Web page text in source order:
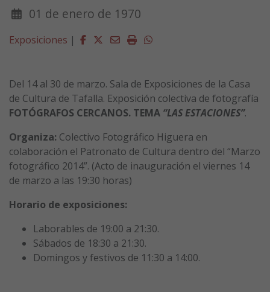
01 de enero de 1970
Exposiciones | Facebook
Twitter
EmailImprimirWhatsapp
Del 14 al 30 de marzo. Sala de Exposiciones de la Casa
de Cultura de Tafalla. Exposición colectiva de fotografía
FOTÓGRAFOS CERCANOS. TEMA “LAS ESTACIONES”.
Organiza: Colectivo Fotográfico Higuera en
colaboración el Patronato de Cultura dentro del “Marzo
fotográfico 2014”. (Acto de inauguración el viernes 14
de marzo a las 19:30 horas)
Horario de exposiciones:
Laborables de 19:00 a 21:30.
Sábados de 18:30 a 21:30.
Domingos y festivos de 11:30 a 14:00.